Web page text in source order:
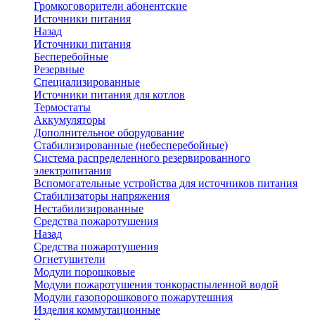
Громкоговорители абонентские
Источники питания
Назад
Источники питания
Бесперебойные
Резервные
Специализированные
Источники питания для котлов
Термостаты
Аккумуляторы
Дополнительное оборудование
Стабилизированные (небесперебойные)
Система распределенного резервированного
электропитания
Вспомогательные устройства для источников питания
Стабилизаторы напряжения
Нестабилизированные
Средства пожаротушения
Назад
Средства пожаротушения
Огнетушители
Модули порошковые
Модули пожаротушения тонкораспыленной водой
Модули газопорошкового пожарутешния
Изделия коммутационные